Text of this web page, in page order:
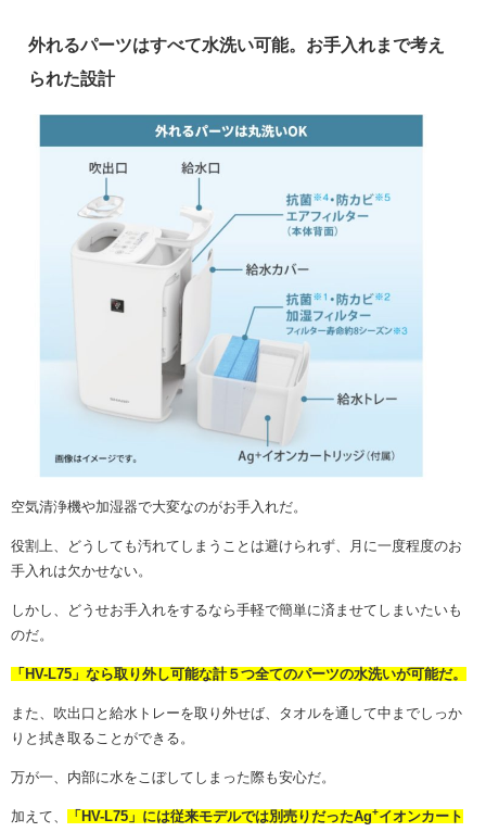
外れるパーツはすべて水洗い可能。お手入れまで考え
られた設計
空気清浄機や加湿器で大変なのがお手入れだ。
役割上、どうしても汚れてしまうことは避けられず、月に一度程度のお
手入れは欠かせない。
しかし、どうせお手入れをするなら手軽で簡単に済ませてしまいたいも
のだ。
「HV-L75」なら取り外し可能な計５つ全てのパーツの水洗いが可能だ。
また、吹出口と給水トレーを取り外せば、タオルを通して中までしっか
りと拭き取ることができる。
万が一、内部に水をこぼしてしまった際も安心だ。
加えて、 「HV-L75」には従来モデルでは別売りだったAg+イオンカート